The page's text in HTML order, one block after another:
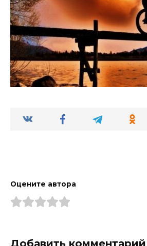
Оцените автора